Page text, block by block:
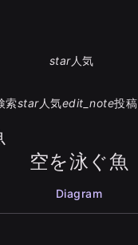
star人気
索star人気edit_note投稿
空を泳ぐ魚
Diagram